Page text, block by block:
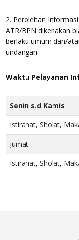
2. Perolehan
ATR/BPN dikenakan
berlaku umum dan/
undangan.
Waktu Pelayanan
Senin s.d Kamis
Istirahat, Sholat,
Jumat
Istirahat, Sholat,